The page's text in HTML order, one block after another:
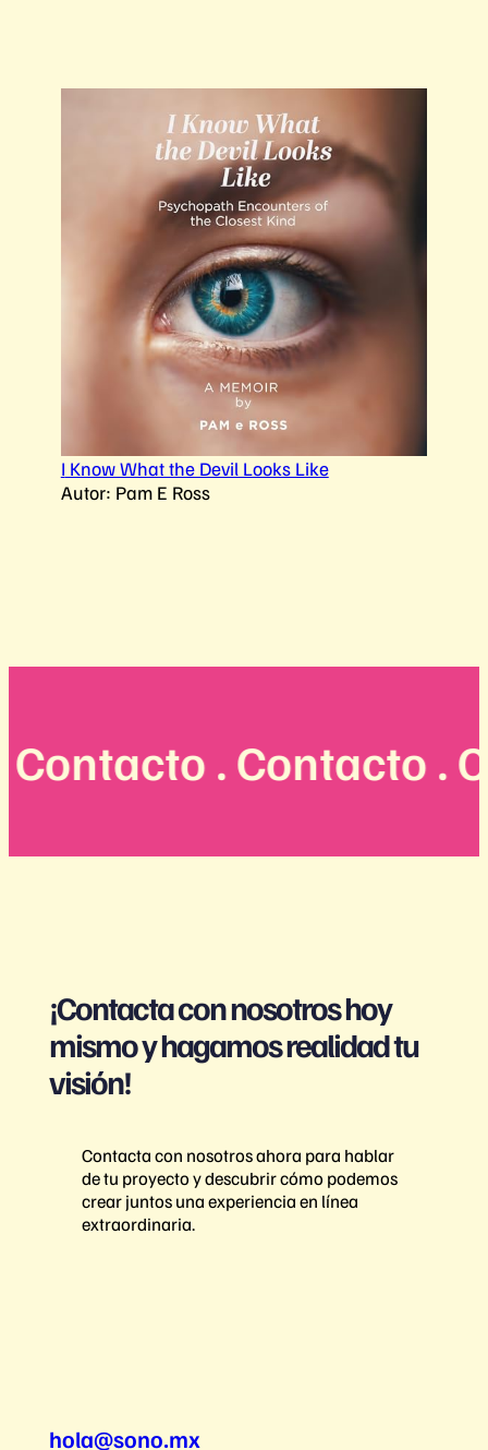
I Know What the Devil Looks Like
Autor: Pam E Ross
. Contacto .
¡Contacta con nosotros hoy
mismo y hagamos realidad tu
visión!
Contacta con nosotros ahora para hablar
de tu proyecto y descubrir cómo podemos
crear juntos una experiencia en línea
extraordinaria.
hola@sono.mx